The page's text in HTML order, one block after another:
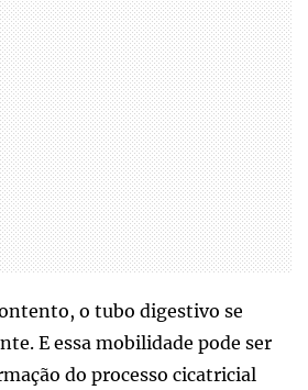
o tubo digestivo se
E essa mobilidade pode ser
do processo cicatricial